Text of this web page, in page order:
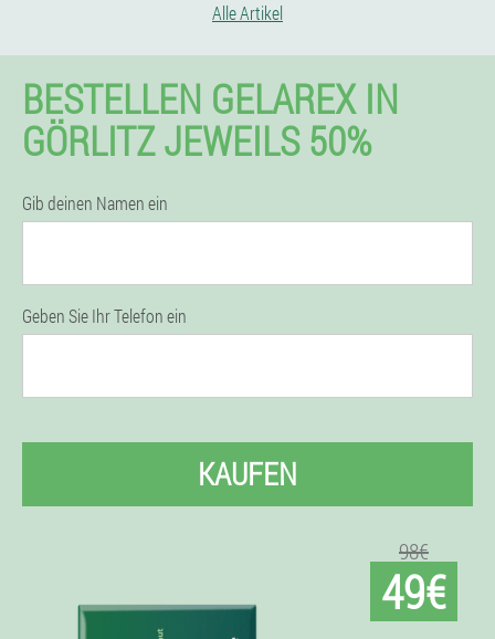
Alle Artikel
BESTELLEN GELAREX IN
GÖRLITZ JEWEILS 50%
Gib deinen Namen ein
Geben Sie Ihr Telefon ein
KAUFEN
98€
49€